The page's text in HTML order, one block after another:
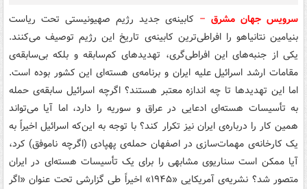
سرویس جهان مشرق – کابینه‌ی جدید رژیم صهیونیستی تحت ریاست
بنیامین نتانیاهو را افراطی‌ترین کابینه‌ی تاریخ این رژیم توصیف می‌کنند.
یکی از جنبه‌های این افراطی‌گری، تهدیدهای کم‌سابقه و بلکه بی‌سابقه‌ی
مقامات ارشد اسرائیل علیه ایران و برنامه‌ی هسته‌ای این کشور بوده است.
اما این تهدیدها تا چه اندازه معتبر هستند؟ اگرچه اسرائیل سابقه‌ی حمله
به تأسیسات هسته‌ای ادعایی در عراق و سوریه را دارد، اما آیا می‌تواند
همین کار را درباره‌ی ایران نیز تکرار کند؟ با توجه به این‌که اسرائیل اخیراً به
یک کارخانه‌ی مهمات‌سازی در اصفهان حمله‌ی پهپادی (اگرچه ناموفق) کرد،
آیا ممکن است سناریوی مشابهی را برای یک تأسیسات هسته‌ای در ایران
متصور شد؟ نشریه‌ی آمریکایی «۱۹۴۵» اخیراً طی گزارشی تحت عنوان «اگر